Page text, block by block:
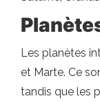
Les planètes
et Marte. Ce
tandis que les